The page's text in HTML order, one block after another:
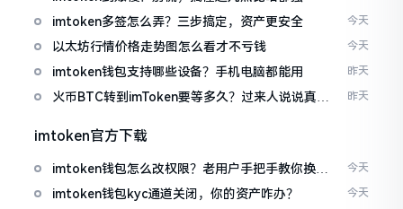
imtoken多签怎么弄？三步搞定，资产更安全 今天
以太坊行情价格走势图怎么看才不亏钱 今天
imtoken钱包支持哪些设备？手机电脑都能用 昨天
火币BTC转到imToken要等多久？过来人说说真实
昨天
imtoken官方下载
imtoken钱包怎么改权限？老用户手把手教你换主
人
今天
imtoken钱包kyc通道关闭，你的资产咋办？ 今天